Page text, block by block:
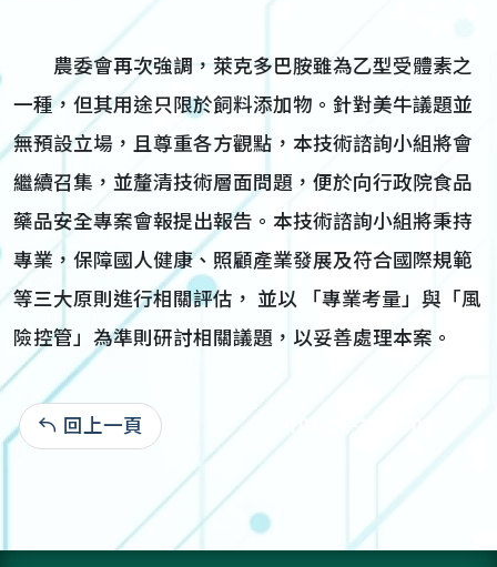
農委會再次強調，萊克多巴胺雖為乙型受體素之
一種，但其用途只限於飼料添加物。針對美牛議題並
無預設立場，且尊重各方觀點，本技術諮詢小組將會
繼續召集，並釐清技術層面問題，便於向行政院食品
藥品安全專案會報提出報告。本技術諮詢小組將秉持
專業，保障國人健康、照顧產業發展及符合國際規範
等三大原則進行相關評估， 並以 「專業考量」與「風
險控管」為準則研討相關議題，以妥善處理本案。
回上一頁 101-02-10:6,101